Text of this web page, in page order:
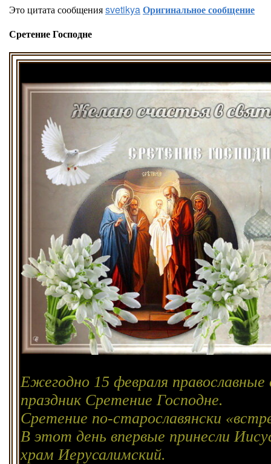
Это цитата сообщенияsvetikyaОригинальное сообщение
Сретение Господне
Ежегодно 15 февраля
праздник Сретение Господне.
Сретение по-старославянски
В этот день впервые принесли
храм Иерусалимский.